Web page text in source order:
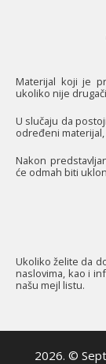
Materijal koji je
ukoliko nije
U slučaju da
određeni
Nakon
će odmah biti
Ukoliko želite da
naslovima, kao i
našu mejl listu.
2026. ©